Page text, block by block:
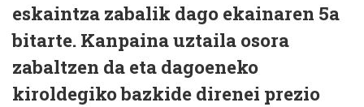
eskaintza zabalik dago ekainaren 5a
bitarte. Kanpaina uztaila osora
zabaltzen da eta dagoeneko
kiroldegiko bazkide direnei prezio